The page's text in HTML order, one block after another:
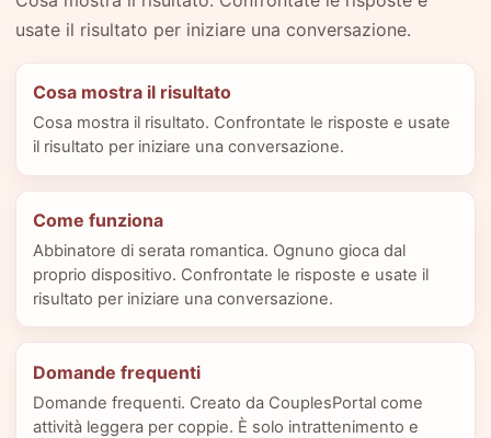
usate il risultato per iniziare una conversazione.
Cosa mostra il risultato
Cosa mostra il risultato. Confrontate le risposte e usate
il risultato per iniziare una conversazione.
Come funziona
Abbinatore di serata romantica. Ognuno gioca dal
proprio dispositivo. Confrontate le risposte e usate il
risultato per iniziare una conversazione.
Domande frequenti
Domande frequenti. Creato da CouplesPortal come
attività leggera per coppie. È solo intrattenimento e